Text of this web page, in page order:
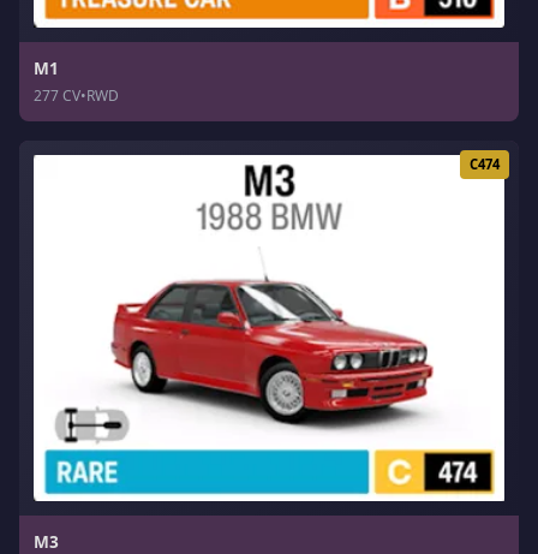
M1
277 CV•RWD
C474
M3